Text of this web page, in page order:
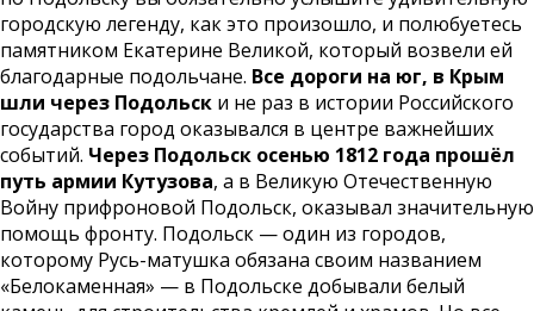
городскую легенду, как это произошло, и полюбуетесь
памятником Екатерине Великой, который возвели ей
благодарные подольчане. Все дороги на юг, в Крым
шли через Подольск и не раз в истории Российского
государства город оказывался в центре важнейших
событий. Через Подольск осенью 1812 года прошёл
путь армии Кутузова, а в Великую Отечественную
Войну прифроновой Подольск, оказывал значительную
помощь фронту. Подольск — один из городов,
которому Русь-матушка обязана своим названием
«Белокаменная» — в Подольске добывали белый